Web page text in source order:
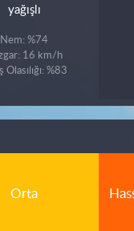
yağışlı
Nem: %74
16 km/h
Olasılığı: %83
Orta